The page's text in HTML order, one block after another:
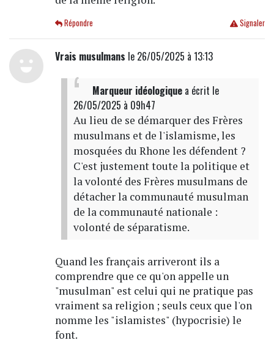
Signaler
Répondre
Vrais musulmans le 26/05/2025 à 13:13
Marqueur idéologiquea écrit le
26/05/2025 à 09h47
Au lieu de se démarquer des Frères
musulmans et de l'islamisme, les
mosquées du Rhone les défendent ?
C'est justement toute la politique et
la volonté des Frères musulmans de
détacher la communauté musulman
de la communauté nationale :
volonté de séparatisme.
Quand les français arriveront ils a
comprendre que ce qu'on appelle un
"musulman" est celui qui ne pratique pas
vraiment sa religion ; seuls ceux que l'on
nomme les "islamistes" (hypocrisie) le
font.